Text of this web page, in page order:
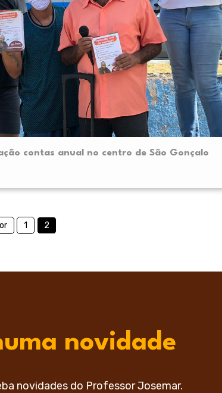
contas anual no centro de São Gonçalo
1 2
novidade
novidades do Professor Josemar.